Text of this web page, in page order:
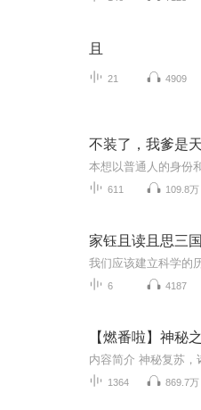
且
21 4909
611 109.8万
家钰且读且思三国
6 4187
1364 869.7万